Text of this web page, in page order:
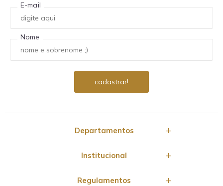
E-mail
Nome
Departamentos
Institucional
Regulamentos